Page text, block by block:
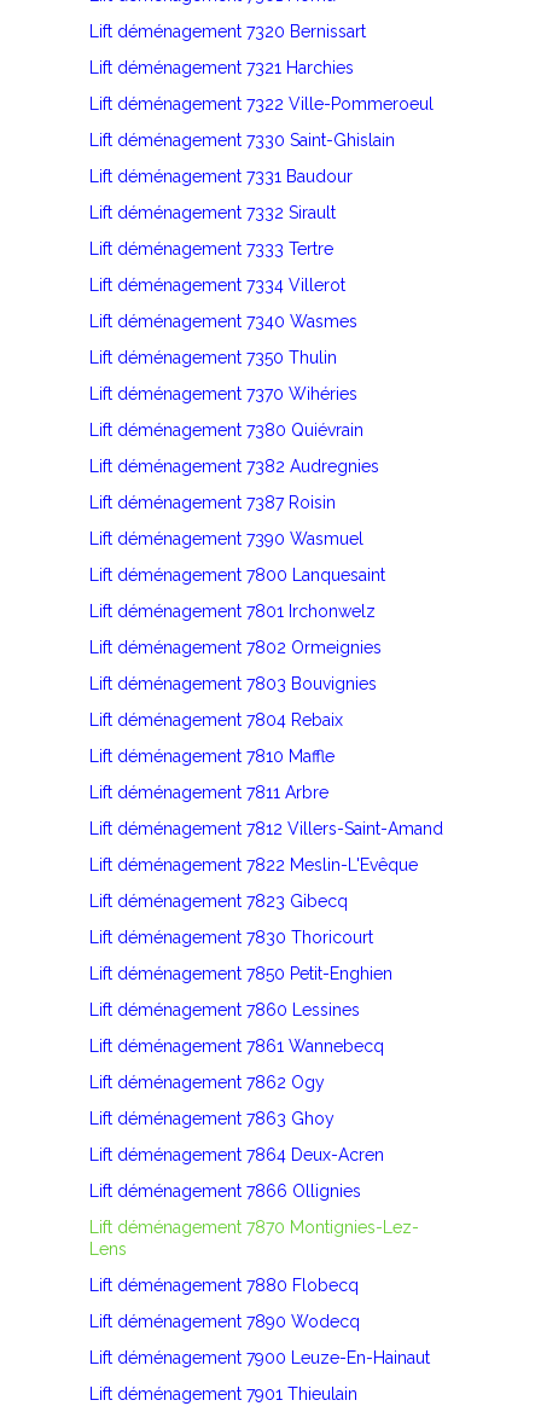
Lift déménagement 7320 Bernissart
Lift déménagement 7321 Harchies
Lift déménagement 7322 Ville-Pommeroeul
Lift déménagement 7330 Saint-Ghislain
Lift déménagement 7331 Baudour
Lift déménagement 7332 Sirault
Lift déménagement 7333 Tertre
Lift déménagement 7334 Villerot
Lift déménagement 7340 Wasmes
Lift déménagement 7350 Thulin
Lift déménagement 7370 Wihéries
Lift déménagement 7380 Quiévrain
Lift déménagement 7382 Audregnies
Lift déménagement 7387 Roisin
Lift déménagement 7390 Wasmuel
Lift déménagement 7800 Lanquesaint
Lift déménagement 7801 Irchonwelz
Lift déménagement 7802 Ormeignies
Lift déménagement 7803 Bouvignies
Lift déménagement 7804 Rebaix
Lift déménagement 7810 Maffle
Lift déménagement 7811 Arbre
Lift déménagement 7812 Villers-Saint-Amand
Lift déménagement 7822 Meslin-L'Evêque
Lift déménagement 7823 Gibecq
Lift déménagement 7830 Thoricourt
Lift déménagement 7850 Petit-Enghien
Lift déménagement 7860 Lessines
Lift déménagement 7861 Wannebecq
Lift déménagement 7862 Ogy
Lift déménagement 7863 Ghoy
Lift déménagement 7864 Deux-Acren
Lift déménagement 7866 Ollignies
Lift déménagement 7870 Montignies-Lez-
Lens
Lift déménagement 7880 Flobecq
Lift déménagement 7890 Wodecq
Lift déménagement 7900 Leuze-En-Hainaut
Lift déménagement 7901 Thieulain